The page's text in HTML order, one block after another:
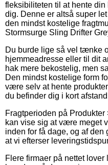
fleksibiliteten til at hente
dig. Denne er altså super
den mindst kostelige
Stormsurge Sling Drifter
Du burde lige så vel tænke
hjemmeadresse eller til dit
hak mere bekostelig, men
Den mindst kostelige form
være selv at hente
du befinder dig i kort
Fragtperioden på
kan vise sig at være meget
inden for få dage, og af
at vi efterser
Flere firmaer på nettet